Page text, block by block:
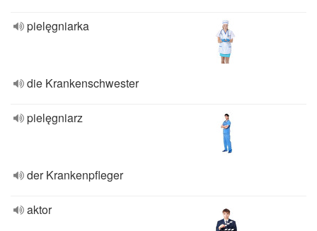
pielęgniarka
die Krankenschwester
pielęgniarz
der Krankenpfleger
aktor